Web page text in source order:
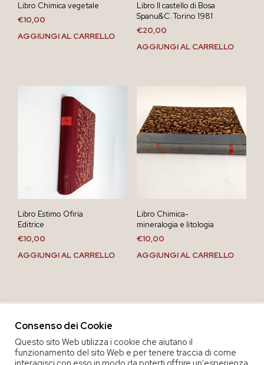
Libro Chimica vegetale
€10,00
AGGIUNGI AL CARRELLO
Libro Il castello di Bosa
Spanu&C. Torino 1981
€20,00
AGGIUNGI AL CARRELLO
Libro Estimo Ofiria
Editrice
€10,00
AGGIUNGI AL CARRELLO
Libro Chimica-
mineralogia e litologia
€10,00
AGGIUNGI AL CARRELLO
Consenso dei Cookie
Questo sito Web utilizza i cookie che aiutano il
funzionamento del sito Web e per tenere traccia di come